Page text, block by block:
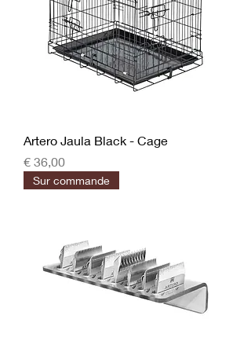
Artero Jaula Black - Cage
Prijs
€ 36,00
Sur commande